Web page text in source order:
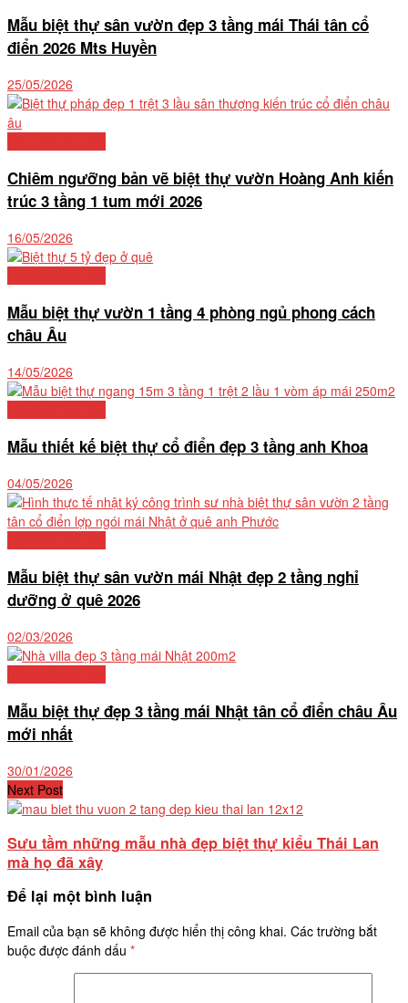
Mẫu biệt thự sân vườn đẹp 3 tầng mái Thái tân cổ
điển 2026 Mts Huyền
25/05/2026
Chiêm ngưỡng bản vẽ biệt thự vườn Hoàng Anh kiến
trúc 3 tầng 1 tum mới 2026
16/05/2026
Mẫu biệt thự vườn 1 tầng 4 phòng ngủ phong cách
châu Âu
14/05/2026
Mẫu thiết kế biệt thự cổ điển đẹp 3 tầng anh Khoa
04/05/2026
Mẫu biệt thự sân vườn mái Nhật đẹp 2 tầng nghỉ
dưỡng ở quê 2026
02/03/2026
Mẫu biệt thự đẹp 3 tầng mái Nhật tân cổ điển châu Âu
mới nhất
30/01/2026
Next Post
Sưu tầm những mẫu nhà đẹp biệt thự kiểu Thái Lan
mà họ đã xây
Để lại một bình luận
Email của bạn sẽ không được hiển thị công khai. Các trường bắt
buộc được đánh dấu *